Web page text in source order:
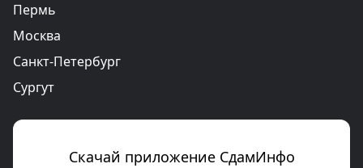
Пермь
Москва
Санкт-Петербург
Сургут
Скачай приложение СдамИнфо